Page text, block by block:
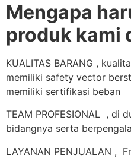
Mengapa
produk kami
KUALITAS BARANG ,
memiliki safety vector
memiliki sertifikasi beban
TEAM PROFESIONAL , di
bidangnya serta
LAYANAN PENJUALAN ,